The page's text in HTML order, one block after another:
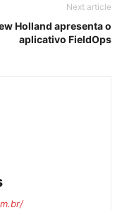
Next article
Holland apresenta o
aplicativo FieldOps